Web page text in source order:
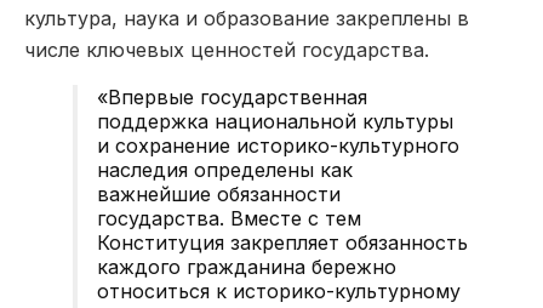
культура, наука и образование закреплены в
числе ключевых ценностей государства.
«Впервые государственная
поддержка национальной культуры
и сохранение историко-культурного
наследия определены как
важнейшие обязанности
государства. Вместе с тем
Конституция закрепляет обязанность
каждого гражданина бережно
относиться к историко-культурному